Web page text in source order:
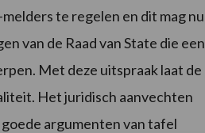
te regelen en dit mag nu
van de Raad van State die een
Met deze uitspraak laat de
Het juridisch aanvechten
argumenten van tafel